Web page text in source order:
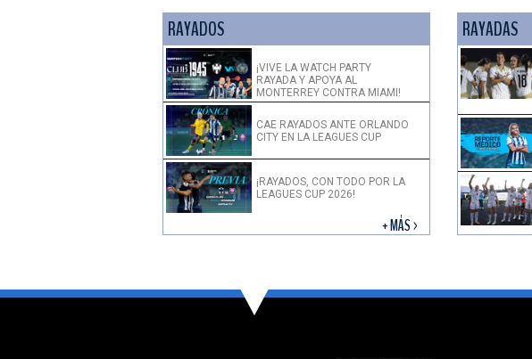
RAYADOS
¡VIVE LA WATCH PARTY
RAYADA Y APOYA AL
MONTERREY CONTRA MIAMI!
CAE RAYADOS ANTE ORLANDO
CITY EN LA LEAGUES CUP
¡RAYADOS, CON TODO POR LA
LEAGUES CUP 2026!
+ MÁS >
RAYADAS